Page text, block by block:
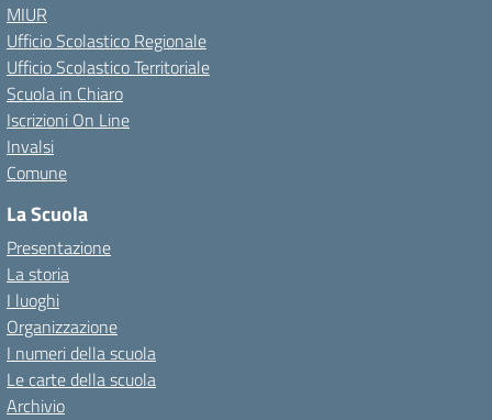
MIUR
Ufficio Scolastico Regionale
Ufficio Scolastico Territoriale
Scuola in Chiaro
Iscrizioni On Line
Invalsi
Comune
La Scuola
Presentazione
La storia
I luoghi
Organizzazione
I numeri della scuola
Le carte della scuola
Archivio